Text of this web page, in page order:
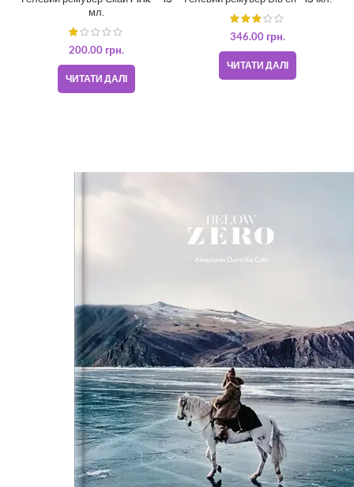
мл.
200.00 грн.
ЧИТАТИ ДАЛІ
346.00 грн.
ЧИТАТИ ДАЛІ